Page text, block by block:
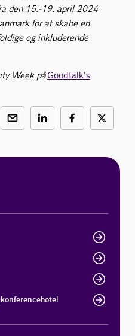
den 15.-19. april 2024
for at skabe en
og inkluderende
Week påGoodtalk's